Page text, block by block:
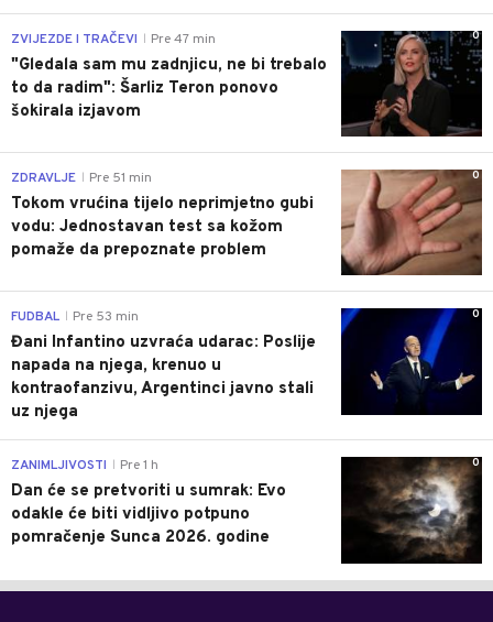
0
ZVIJEZDE I TRAČEVI Pre 47 min
"Gledala sam mu zadnjicu, ne bi trebalo
to da radim": Šarliz Teron ponovo
šokirala izjavom
0
ZDRAVLJE Pre 51 min
Tokom vrućina tijelo neprimjetno gubi
vodu: Jednostavan test sa kožom
pomaže da prepoznate problem
0
FUDBAL Pre 53 min
Đani Infantino uzvraća udarac: Poslije
napada na njega, krenuo u
kontraofanzivu, Argentinci javno stali
uz njega
0
ZANIMLJIVOSTI Pre 1 h
Dan će se pretvoriti u sumrak: Evo
odakle će biti vidljivo potpuno
pomračenje Sunca 2026. godine